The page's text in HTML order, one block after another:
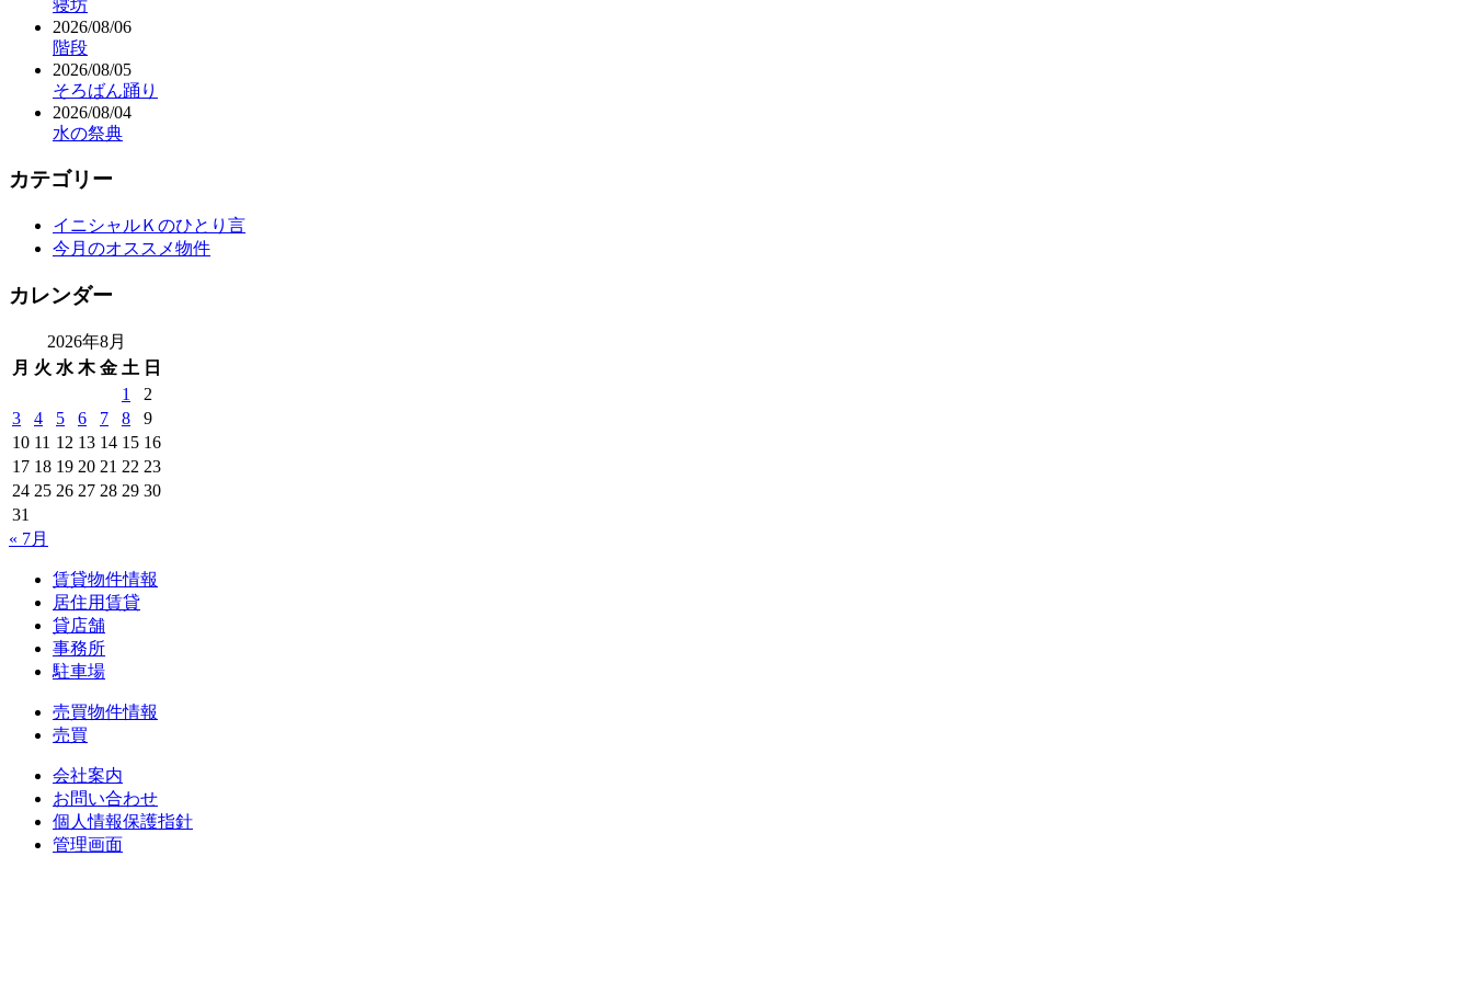
寝坊
2026/08/06
階段
2026/08/05
そろばん踊り
2026/08/04
水の祭典
カテゴリー
イニシャルＫのひとり言
今月のオススメ物件
カレンダー
2026年8月
月 火 水 木 金 土 日
1
2
3
4 5 6 7 8
9
10 11 12 13 14 15 16
17 18 19 20 21 22 23
24 25 26 27 28 29 30
31
« 7月
賃貸物件情報
居住用賃貸
貸店舗
事務所
駐車場
売買物件情報
売買
会社案内
お問い合わせ
個人情報保護指針
管理画面